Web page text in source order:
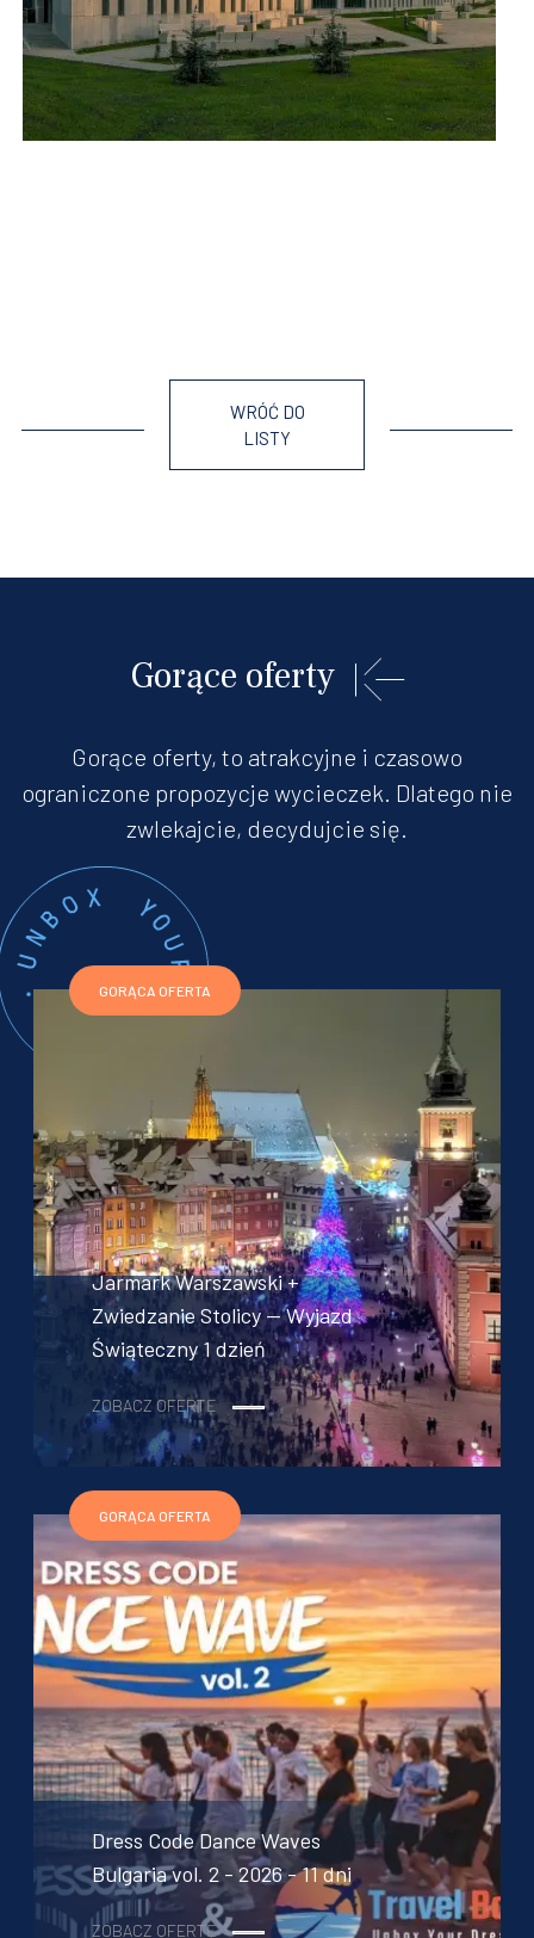
WRÓĆ DO
LISTY
Gorące oferty
Gorące oferty, to atrakcyjne i czasowo
ograniczone propozycje wycieczek. Dlatego nie
zwlekajcie, decydujcie się.
GORĄCA OFERTA
Jarmark Warszawski +
Zwiedzanie Stolicy — Wyjazd
Świąteczny 1 dzień
ZOBACZ OFERTĘ
GORĄCA OFERTA
Dress Code Dance Waves
Bulgaria vol. 2 - 2026 - 11 dni
ZOBACZ OFERTĘ